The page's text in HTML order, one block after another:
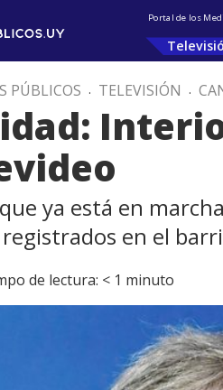
Portal de los
PÚBLICOS . TELEVISIÓN .
ya está en
en el
de lectura: < 1 minuto